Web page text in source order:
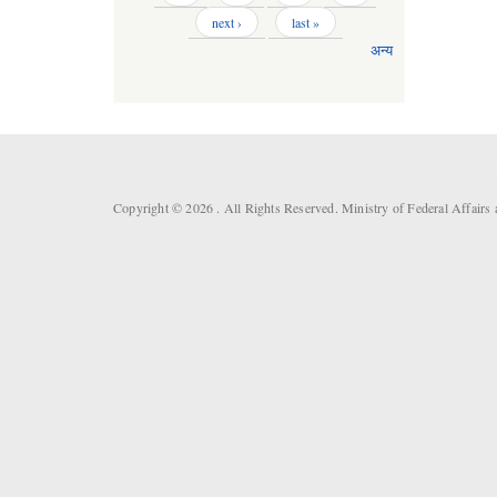
next ›
last »
अन्य
Copyright © 2026 . All Rights Reserved. Ministry of Federal Affairs